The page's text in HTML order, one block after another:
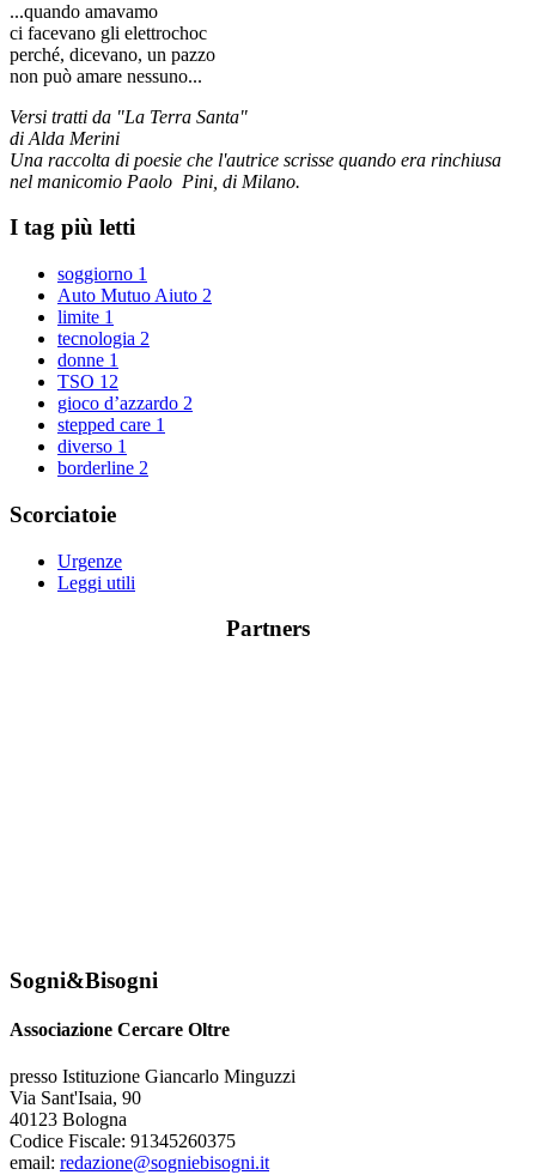
...quando amavamo
ci facevano gli elettrochoc
perché, dicevano, un pazzo
non può amare nessuno...
Versi tratti da "La Terra Santa"
di Alda Merini
Una raccolta di poesie che l'autrice scrisse quando era rinchiusa
nel manicomio Paolo Pini, di Milano.
I tag più letti
soggiorno 1
Auto Mutuo Aiuto 2
limite 1
tecnologia 2
donne 1
TSO 12
gioco d’azzardo 2
stepped care 1
diverso 1
borderline 2
Scorciatoie
Urgenze
Leggi utili
Partners
Sogni&Bisogni
Associazione Cercare Oltre
presso Istituzione Giancarlo Minguzzi
Via Sant'Isaia, 90
40123 Bologna
Codice Fiscale: 91345260375
email: redazione@sogniebisogni.it